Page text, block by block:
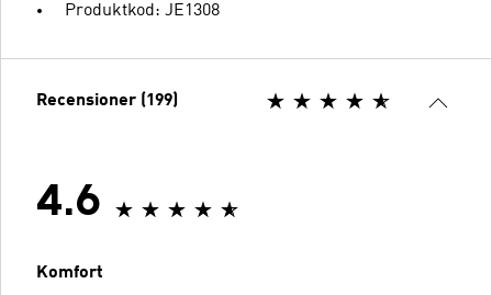
Produktkod: JE1308
Recensioner (199)
4.6
Komfort